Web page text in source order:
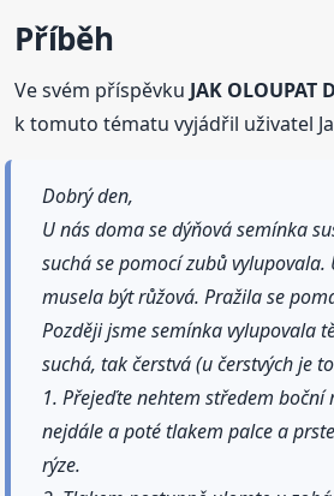
Příběh
Ve svém příspěvku JAK OLOUPAT
k tomuto tématu vyjádřil uživatel
Dobrý den,
U nás doma se dýňová semínka
suchá se pomocí zubů
musela být růžová. Pražila se
Později jsme semínka vylupovala
suchá, tak čerstvá (u čerstvých je
1. Přejeďte nehtem středem boční
nejdále a poté tlakem palce a
rýze.